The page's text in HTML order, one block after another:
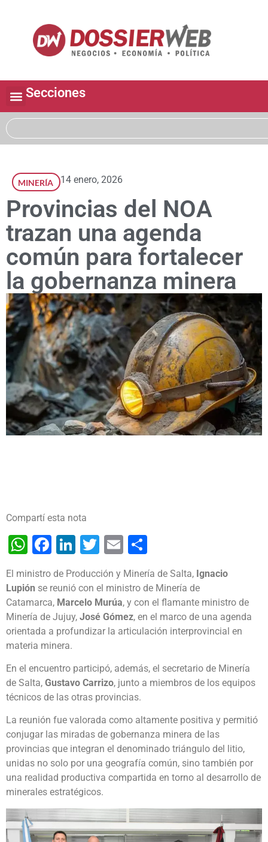
Secciones
MINERÍA 14 enero, 2026
Provincias del NOA
trazan una agenda
común para fortalecer
la gobernanza minera
Compartí esta nota
WhatsApp
Facebook
LinkedIn
Twitter
Email
El ministro de Producción y Minería de Salta, Ignacio
Lupión se reunió con el ministro de Minería de
Catamarca, Marcelo Murúa, y con el flamante ministro de
Minería de Jujuy, José Gómez, en el marco de una agenda
orientada a profundizar la articulación interprovincial en
materia minera.
En el encuentro participó, además, el secretario de Minería
de Salta, Gustavo Carrizo, junto a miembros de los equipos
técnicos de las otras provincias.
La reunión fue valorada como altamente positiva y permitió
conjugar las miradas de gobernanza minera de las
provincias que integran el denominado triángulo del litio,
unidas no solo por una geografía común, sino también por
una realidad productiva compartida en torno al desarrollo de
minerales estratégicos.